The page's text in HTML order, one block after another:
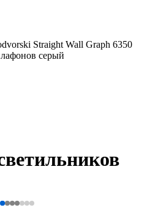
Straight Wall Graph 6350
серый